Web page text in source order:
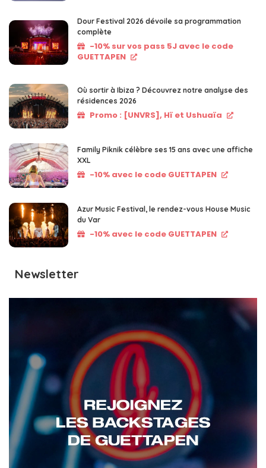
Dour Festival 2026 dévoile sa programmation
complète
-10% sur vos pass 5J avec le code
GUETTAPEN
Où sortir à Ibiza ? Découvrez notre analyse des
résidences 2026
Promo : [UNVRS], Hï et Ushuaïa
Family Piknik célèbre ses 15 ans avec une affiche
XXL
-10% avec le code GUETTAPEN
Azur Music Festival, le rendez-vous House Music
du Var
-10% avec le code GUETTAPEN
Newsletter